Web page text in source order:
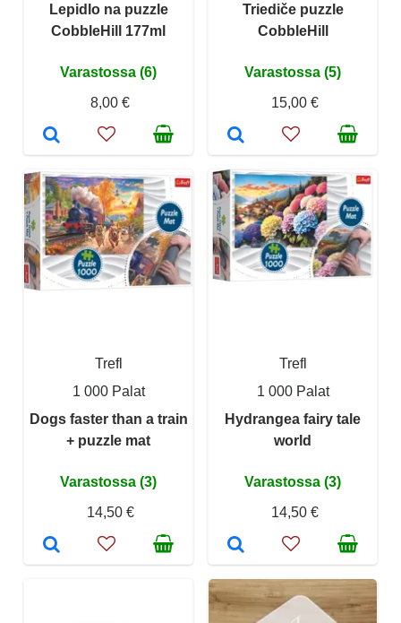
Lepidlo na puzzle
CobbleHill 177ml
Varastossa (6)
8,00 €
Triediče puzzle
CobbleHill
Varastossa (5)
15,00 €
Trefl
1 000 Palat
Dogs faster than a train
+ puzzle mat
Varastossa (3)
14,50 €
Trefl
1 000 Palat
Hydrangea fairy tale
world
Varastossa (3)
14,50 €